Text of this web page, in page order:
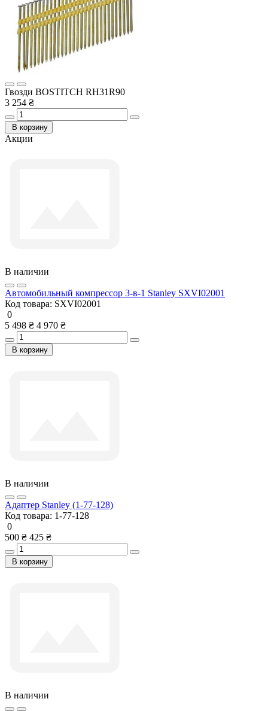
Гвозди BOSTITCH RH31R90
3 254 ₴
В корзину
Акции
В наличии
Автомобильный компрессор 3-в-1 Stanley SXVI02001
Код товара: SXVI02001
0
5 498 ₴ 4 970 ₴
В корзину
В наличии
Адаптер Stanley (1-77-128)
Код товара: 1-77-128
0
500 ₴ 425 ₴
В корзину
В наличии